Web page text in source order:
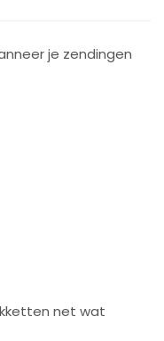
je zendingen
net wat